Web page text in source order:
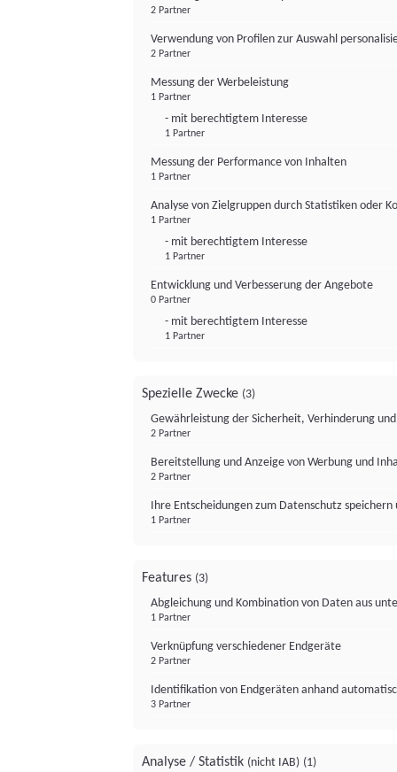
2 Partner
Verwendung von Profilen zur Auswahl
2 Partner
Messung der Werbeleistung
1 Partner
- mit berechtigtem Interesse
1 Partner
Messung der Performance von Inhalten
1 Partner
Analyse von Zielgruppen durch Statistiken oder
1 Partner
- mit berechtigtem Interesse
1 Partner
Entwicklung und Verbesserung der Angebote
0 Partner
- mit berechtigtem Interesse
1 Partner
Spezielle Zwecke (3)
Gewährleistung der Sicherheit, Verhinderung
2 Partner
Bereitstellung und Anzeige von Werbung und
2 Partner
Ihre Entscheidungen zum Datenschutz
1 Partner
Features (3)
Abgleichung und Kombination von Daten aus
1 Partner
Verknüpfung verschiedener Endgeräte
2 Partner
Identifikation von Endgeräten anhand
3 Partner
Analyse / Statistik (nicht IAB) (1)